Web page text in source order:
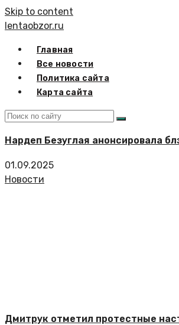
Skip to content
lentaobzor.ru
Главная
Все новости
Политика сайта
Карта сайта
Нардеп Безуглая анонсировала
01.09.2025
Новости
Дмитрук отметил протестные